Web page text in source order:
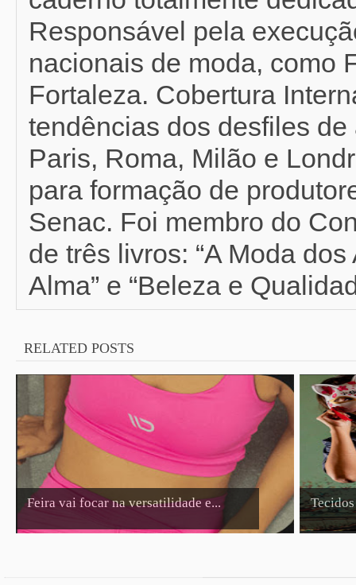
Responsável pela
nacionais de moda, como
Fortaleza. Cobertura
tendências dos desfiles
Paris, Roma, Milão e
para formação de
Senac. Foi membro do
de três livros: “A Moda
Alma” e “Beleza e
RELATED POSTS
Feira vai focar na versatilidade e...